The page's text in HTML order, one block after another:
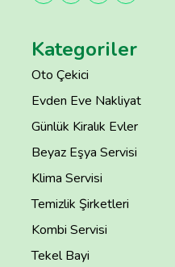
Kategoriler
Oto Çekici
Evden Eve Nakliyat
Günlük Kiralık Evler
Beyaz Eşya Servisi
Klima Servisi
Temizlik Şirketleri
Kombi Servisi
Tekel Bayi